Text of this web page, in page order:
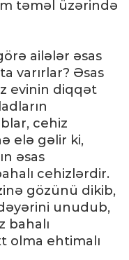
təməl üzərində
ailələr əsas
varırlar? Əsas
evinin diqqət
cehiz
elə gəlir ki,
əsas
cehizlərdir.
gözünü dikib,
dəyərini unudub,
bahalı
olma ehtimalı